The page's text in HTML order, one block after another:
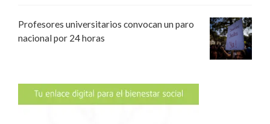
Profesores universitarios convocan un paro
nacional por 24 horas